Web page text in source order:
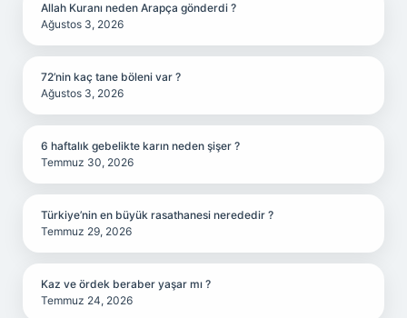
Allah Kuranı neden Arapça gönderdi ?
Ağustos 3, 2026
72’nin kaç tane böleni var ?
Ağustos 3, 2026
6 haftalık gebelikte karın neden şişer ?
Temmuz 30, 2026
Türkiye’nin en büyük rasathanesi nerededir ?
Temmuz 29, 2026
Kaz ve ördek beraber yaşar mı ?
Temmuz 24, 2026